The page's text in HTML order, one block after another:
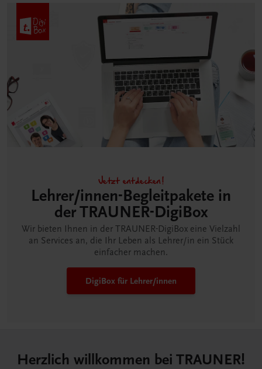
Jetzt entdecken!
Lehrer/innen-Begleitpakete in
der TRAUNER-DigiBox
Wir bieten Ihnen in der TRAUNER-DigiBox eine Vielzahl
an Services an, die Ihr Leben als Lehrer/in ein Stück
einfacher machen.
DigiBox für Lehrer/innen
Herzlich willkommen bei TRAUNER!